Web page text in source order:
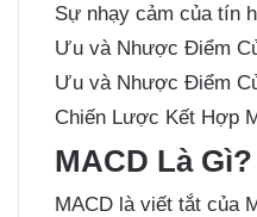
Sự nhạy cảm của tín
Ưu và Nhược Điểm
Ưu và Nhược Điểm
Chiến Lược Kết Hợp
MACD Là Gì?
MACD là viết tắt của